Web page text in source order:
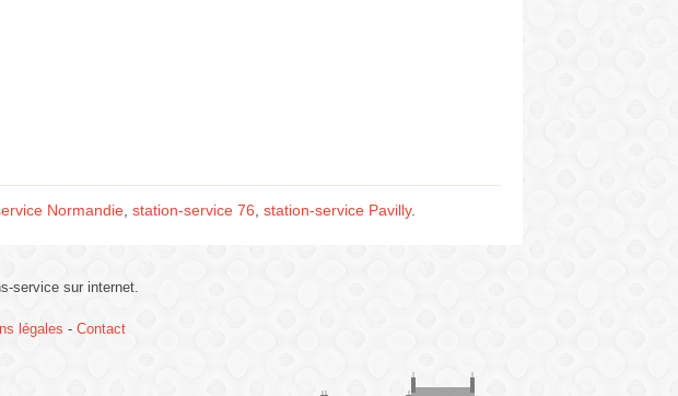
Normandie station-service 76 station-service Pavilly.
service sur internet.
légales - Contact